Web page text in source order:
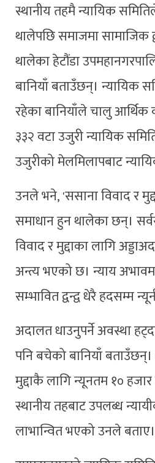
स्थानीय तहमै न्यायिक
थालेपछि समाजमा सामाजिक
थालेका हेटौंडा
बानियाँ बताउँछन्। न्यायिक
रहेका बानियाँले चालु आर्थिक
३३२ वटा उजुरी न्यायिक
उजुरीको मेलमिलापबाट
उनले भने, 'ससाना विवाद र
समाधान हुन थालेका छन्।
विवाद र मुद्दाका लागि
अन्त्य भएको छ। न्याय
सम्भावित द्वन्द्व धेरै हदसम्म
अदालत धाउनुपर्ने अवस्था
पनि बचेको बानियाँ
मुद्दाकै लागि न्यूनतम १० हजार
स्थानीय तहबाट उपलब्ध
लाभान्वित भएको उनले बताए।